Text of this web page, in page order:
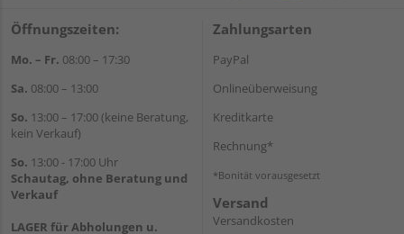
Öffnungszeiten:
Mo. – Fr. 08:00 – 17:30
Sa. 08:00 – 13:00
So. 13:00 – 17:00 (keine Beratung,
kein Verkauf)
So. 13:00 - 17:00 Uhr
Schautag, ohne Beratung und
Verkauf
LAGER für Abholungen u.
Zahlungsarten
PayPal
Onlineüberweisung
Kreditkarte
Rechnung*
*Bonität vorausgesetzt
Versand
Versandkosten